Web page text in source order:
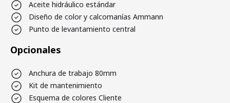
Aceite hidráulico estándar
Diseño de color y calcomanías Ammann
Punto de levantamiento central
Opcionales
Anchura de trabajo 80mm
Kit de mantenimiento
Esquema de colores Cliente